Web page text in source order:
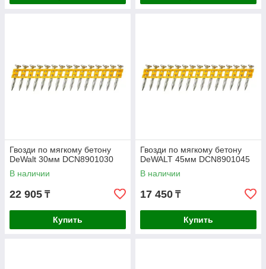
Гвозди по мягкому бетону
DeWalt 30мм DCN8901030
В наличии
22 905 ₸
Купить
Гвозди по мягкому бетону
DeWALT 45мм DCN8901045
В наличии
17 450 ₸
Купить